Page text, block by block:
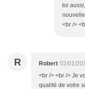
toi
<br />
R Robert 02/01/
<br /> <br /> Je
qualité de votre